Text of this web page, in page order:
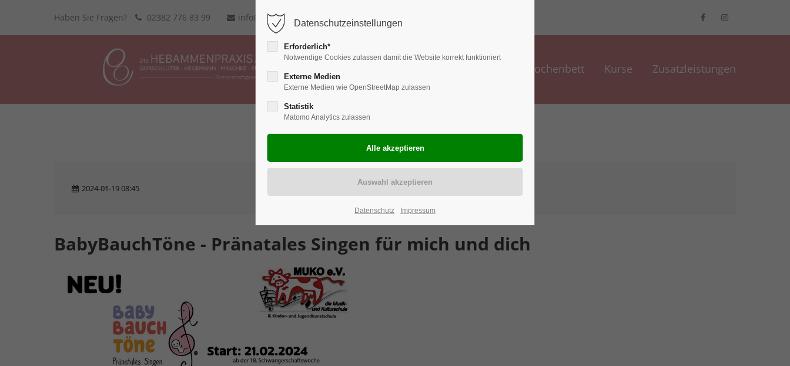
Haben Sie Fragen? 02382 776 83 99 info@hebammen-ahlen.de
Wochenbett Kurse Zusatzleistungen
2024-01-19 08:45
BabyBauchTöne - Pränatales Singen für mich und dich
Datenschutzeinstellungen
Erforderlich*
Notwendige Cookies zulassen damit die Website korrekt funktioniert
Externe Medien
Externe Medien wie OpenStreetMap zulassen
Statistik
Matomo Analytics zulassen
Datenschutz Impressum